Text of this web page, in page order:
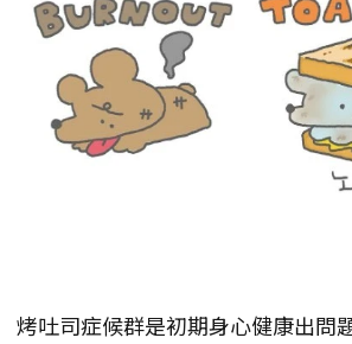
烤吐司症候群是初期身心健康出問